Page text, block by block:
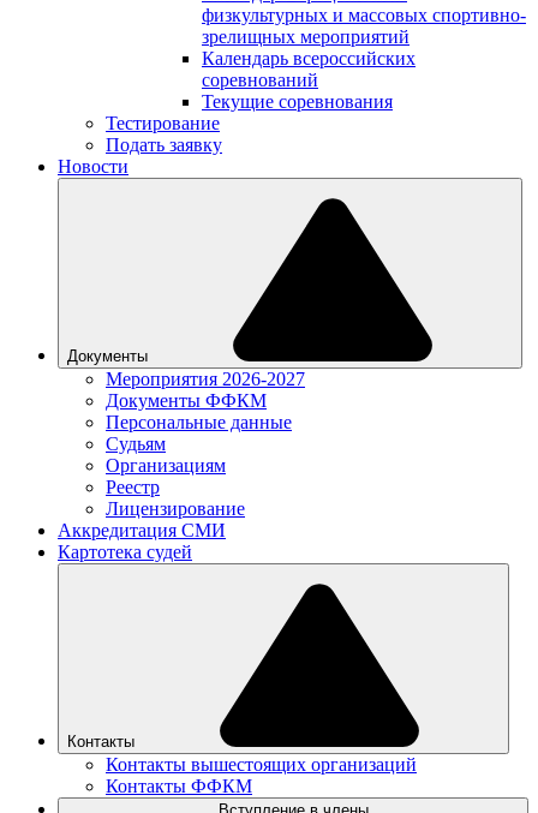
физкультурных и массовых спортивно-
зрелищных мероприятий
Календарь всероссийских
соревнований
Текущие соревнования
Тестирование
Подать заявку
Новости
Документы
Мероприятия 2026-2027
Документы ФФКМ
Персональные данные
Судьям
Организациям
Реестр
Лицензирование
Аккредитация СМИ
Картотека судей
Контакты
Контакты вышестоящих организаций
Контакты ФФКМ